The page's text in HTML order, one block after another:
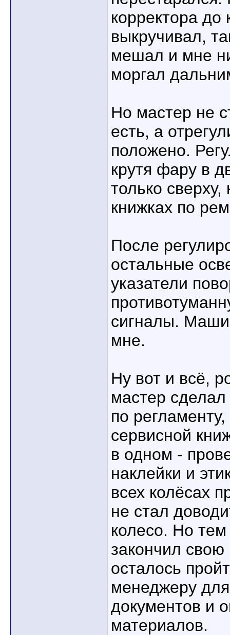
корректора до
выкручивал,
мешал и мне
моргал
Но мастер не
есть, а
положено.
крутя фару в
только сверху,
книжках по
После
остальные
указатели
сигналы.
мне.
Ну вот и всё,
мастер
по
сервисной
в одном -
наклейки и
всех колёсах
не стал
колесо. Но
закончил
осталось
менеджеру
документов и
материалов.